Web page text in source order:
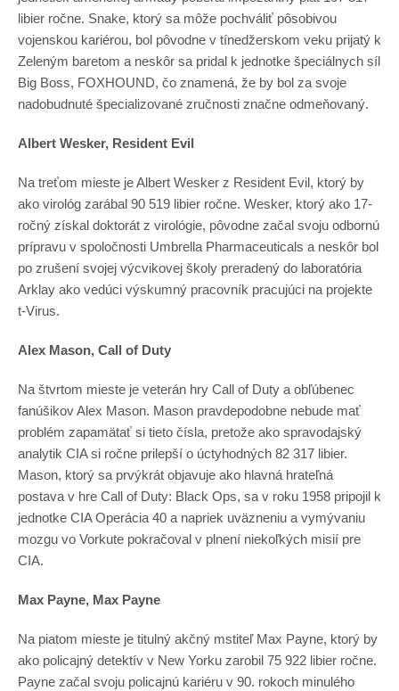
libier ročne. Snake, ktorý sa môže pochváliť pôsobivou
vojenskou kariérou, bol pôvodne v tínedžerskom veku prijatý k
Zeleným baretom a neskôr sa pridal k jednotke špeciálnych síl
Big Boss, FOXHOUND, čo znamená, že by bol za svoje
nadobudnuté špecializované zručnosti značne odmeňovaný.
Albert Wesker, Resident Evil
Na treťom mieste je Albert Wesker z Resident Evil, ktorý by
ako virológ zarábal 90 519 libier ročne. Wesker, ktorý ako 17-
ročný získal doktorát z virológie, pôvodne začal svoju odbornú
prípravu v spoločnosti Umbrella Pharmaceuticals a neskôr bol
po zrušení svojej výcvikovej školy preradený do laboratória
Arklay ako vedúci výskumný pracovník pracujúci na projekte
t-Virus.
Alex Mason, Call of Duty
Na štvrtom mieste je veterán hry Call of Duty a obľúbenec
fanúšikov Alex Mason. Mason pravdepodobne nebude mať
problém zapamätať si tieto čísla, pretože ako spravodajský
analytik CIA si ročne prilepší o úctyhodných 82 317 libier.
Mason, ktorý sa prvýkrát objavuje ako hlavná hrateľná
postava v hre Call of Duty: Black Ops, sa v roku 1958 pripojil k
jednotke CIA Operácia 40 a napriek uväzneniu a vymývaniu
mozgu vo Vorkute pokračoval v plnení niekoľkých misií pre
CIA.
Max Payne, Max Payne
Na piatom mieste je titulný akčný mstiteľ Max Payne, ktorý by
ako policajný detektív v New Yorku zarobil 75 922 libier ročne.
Payne začal svoju policajnú kariéru v 90. rokoch minulého